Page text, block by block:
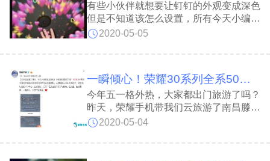
有些小伙伴就想要让钉钉的外观变成深色
但是不知道该怎么设置，所有今天小编就
为大家带来了软件开启深色模式的方法，
2020-05-05
一瞬倾心！荣耀30系列全系50倍超稳远摄云旅游成都
今年五一格外热，大家都出门旅游了吗？
昨天，荣耀手机带我们云旅游了南昌滕王
阁，从极目远眺的浩瀚江水，到近在眼前
远摄带给了我们不一样的视觉冲击力。5
2020-05-04